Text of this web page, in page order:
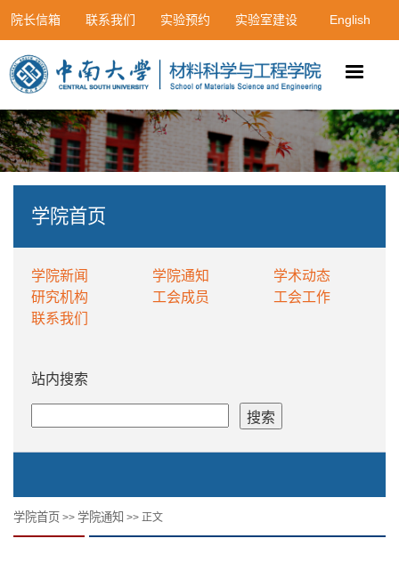
院长信箱 联系我们 实验预约 实验室建设 English
学院首页
学院新闻 学院通知
学术动态
研究机构
工会成员
工会工作
联系我们
站内搜索
学院首页 >> 学院通知 >> 正文